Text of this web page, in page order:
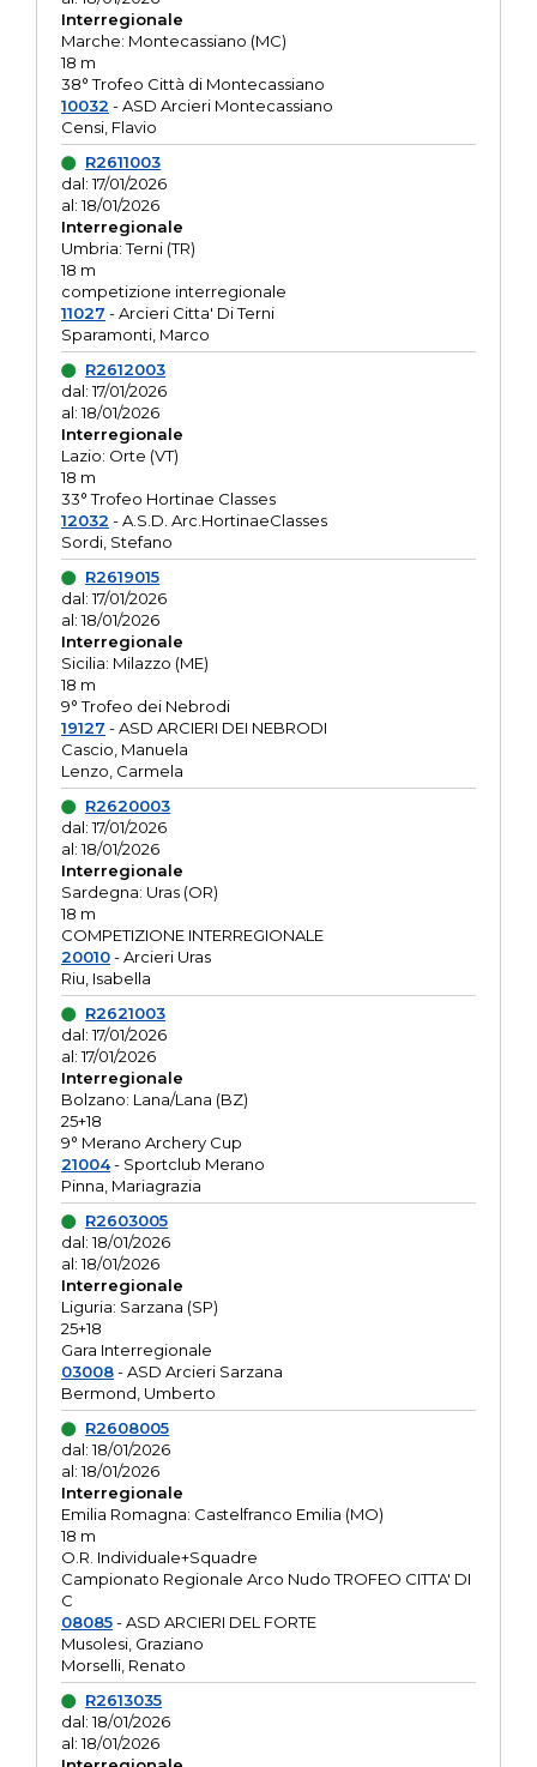
Interregionale
Marche: Montecassiano (MC)
18 m
38° Trofeo Città di Montecassiano
10032 - ASD Arcieri Montecassiano
Censi, Flavio
R2611003
dal: 17/01/2026
al: 18/01/2026
Interregionale
Umbria: Terni (TR)
18 m
competizione interregionale
11027 - Arcieri Citta' Di Terni
Sparamonti, Marco
R2612003
dal: 17/01/2026
al: 18/01/2026
Interregionale
Lazio: Orte (VT)
18 m
33° Trofeo Hortinae Classes
12032 - A.S.D. Arc.HortinaeClasses
Sordi, Stefano
R2619015
dal: 17/01/2026
al: 18/01/2026
Interregionale
Sicilia: Milazzo (ME)
18 m
9° Trofeo dei Nebrodi
19127 - ASD ARCIERI DEI NEBRODI
Cascio, Manuela
Lenzo, Carmela
R2620003
dal: 17/01/2026
al: 18/01/2026
Interregionale
Sardegna: Uras (OR)
18 m
COMPETIZIONE INTERREGIONALE
20010- Arcieri Uras
Riu, Isabella
R2621003
dal: 17/01/2026
al: 17/01/2026
Interregionale
Bolzano: Lana/Lana (BZ)
25+18
9° Merano Archery Cup
21004- Sportclub Merano
Pinna, Mariagrazia
R2603005
dal: 18/01/2026
al: 18/01/2026
Interregionale
Liguria: Sarzana (SP)
25+18
Gara Interregionale
03008- ASD Arcieri Sarzana
Bermond, Umberto
R2608005
dal: 18/01/2026
al: 18/01/2026
Interregionale
Emilia Romagna: Castelfranco Emilia (MO)
18 m
O.R. Individuale+Squadre
Campionato Regionale Arco Nudo TROFEO CITTA' DI
C
08085- ASD ARCIERI DEL FORTE
Musolesi, Graziano
Morselli, Renato
R2613035
dal: 18/01/2026
al: 18/01/2026